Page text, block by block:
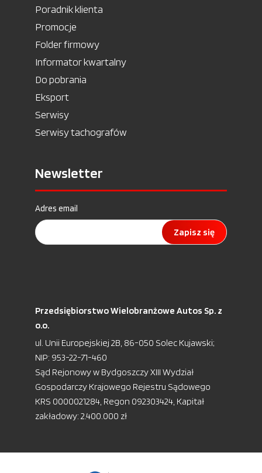
Poradnik klienta
Promocje
Folder firmowy
Informator kwartalny
Do pobrania
Eksport
Serwisy
Serwisy tachografów
Newsletter
Adres email
Zapisz się
Przedsiębiorstwo Wielobranżowe Autos Sp. z
o.o.
ul. Unii Europejskiej 2B, 86-050 Solec Kujawski;
NIP: 953-22-71-460
Sąd Rejonowy w Bydgoszczy XIII Wydział
Gospodarczy Krajowego Rejestru Sądowego
KRS 0000021284, Regon 092303424, Kapitał
zakładowy: 2.400.000 zł